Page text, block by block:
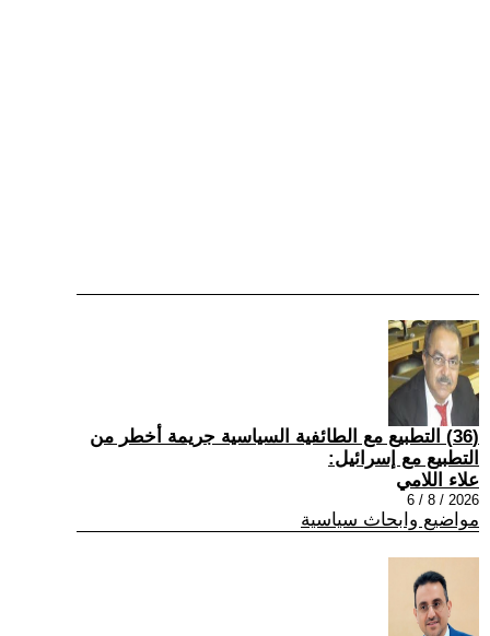
(36) التطبيع مع الطائفية السياسية جريمة أخطر من
التطبيع مع إسرائيل:
علاء اللامي
2026 / 8 / 6
مواضيع وابحاث سياسية